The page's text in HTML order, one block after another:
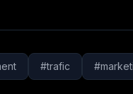
#trafic #